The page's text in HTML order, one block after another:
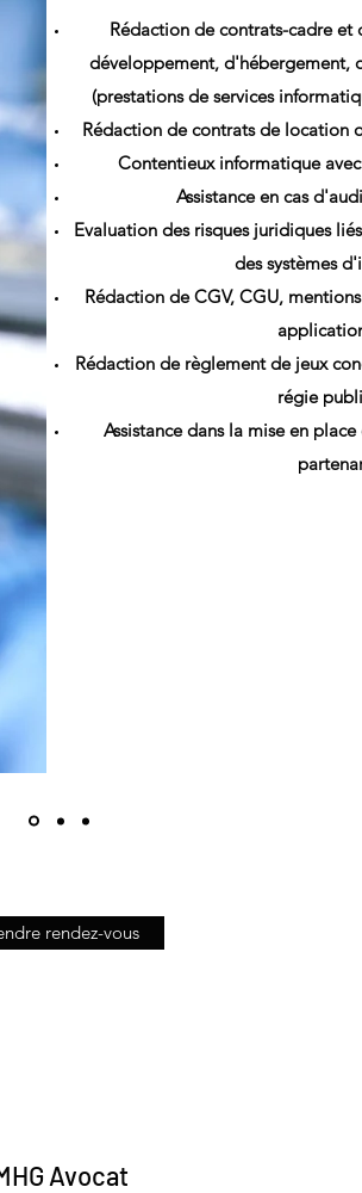
rendez-vous
Rédaction de contrats-cadre
développement, d'hébergement,
(prestations de services
Rédaction de contrats de location
Contentieux informatique
Assistance en cas
Evaluation des risques juridiques
des systèmes
Rédaction de CGV, CGU,
Rédaction de règlement de jeux
régie
Assistance dans la mise en
Avocat